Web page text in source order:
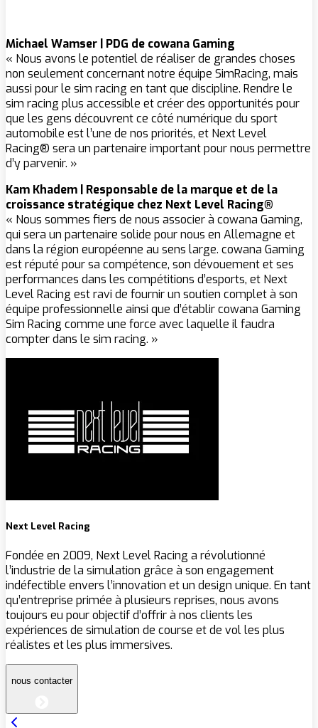
Michael Wamser | PDG de cowana Gaming
« Nous avons le potentiel de réaliser de grandes choses
non seulement concernant notre équipe SimRacing, mais
aussi pour le sim racing en tant que discipline. Rendre le
sim racing plus accessible et créer des opportunités pour
que les gens découvrent ce côté numérique du sport
automobile est l’une de nos priorités, et Next Level
Racing® sera un partenaire important pour nous permettre
d’y parvenir. »
Kam Khadem | Responsable de la marque et de la
croissance stratégique chez Next Level Racing®
« Nous sommes fiers de nous associer à cowana Gaming,
qui sera un partenaire solide pour nous en Allemagne et
dans la région européenne au sens large. cowana Gaming
est réputé pour sa compétence, son dévouement et ses
performances dans les compétitions d’esports, et Next
Level Racing est ravi de fournir un soutien complet à son
équipe professionnelle ainsi que d’établir cowana Gaming
Sim Racing comme une force avec laquelle il faudra
compter dans le sim racing. »
Next Level Racing
Fondée en 2009, Next Level Racing a révolutionné
l’industrie de la simulation grâce à son engagement
indéfectible envers l’innovation et un design unique. En tant
qu’entreprise primée à plusieurs reprises, nous avons
toujours eu pour objectif d’offrir à nos clients les
expériences de simulation de course et de vol les plus
réalistes et les plus immersives.
nous contacter